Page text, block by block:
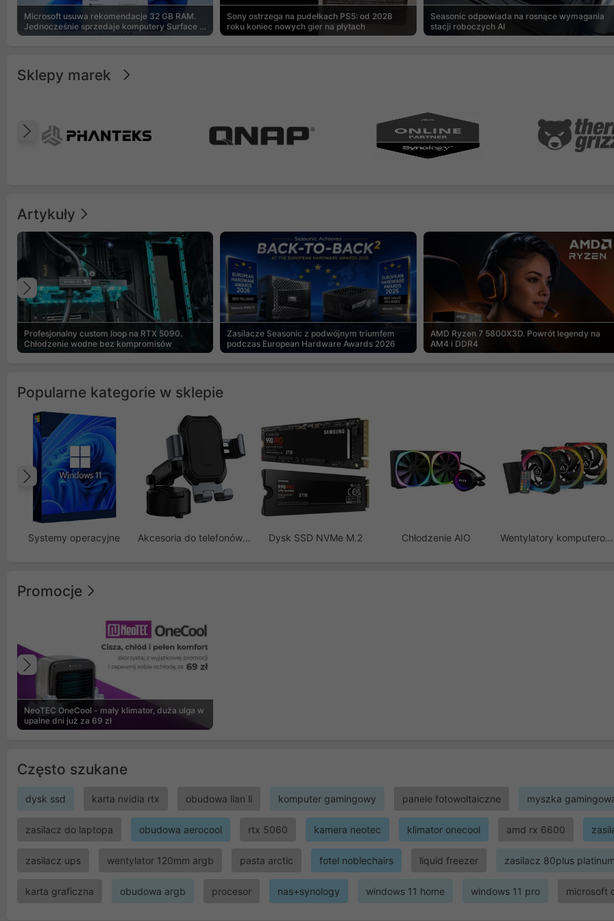
Microsoft usuwa rekomendacje 32 GB RAM.
Jednocześnie sprzedaje komputery Surface z
8 GB
Sony ostrzega na pudełkach PS5: od 2028
roku koniec nowych gier na płytach
Seasonic odpowiada na rosnące wymagania
stacji roboczych AI
Sklepy marek
Poprzedni
Artykuły
Profesjonalny custom loop na RTX 5090.
Chłodzenie wodne bez kompromisów
Zasilacze Seasonic z podwójnym triumfem
podczas European Hardware Awards 2026
AMD Ryzen 7 5800X3D. Powrót legendy na
AM4 i DDR4
Poprzedni
Popularne kategorie w sklepie
Systemy operacyjne Akcesoria do telefonów GSM Dysk SSD NVMe M.2 Chłodzenie AIO Wentylatory komputerowe
Poprzedni
Promocje
NeoTEC OneCool - mały klimator, duża ulga w
upalne dni już za 69 zł
Poprzedni
Często szukane
dysk ssd karta nvidia rtx obudowa lian li komputer gamingowy panele fotowoltaiczne myszka
zasilacz do laptopa obudowa aerocool rtx 5060 kamera neotec klimator onecool amd rx 6600
zasilacz ups wentylator 120mm argb pasta arctic fotel noblechairs liquid freezer zasilacz 80plus platinum
karta graficzna obudowa argb procesor nas+synology windows 11 home windows 11 pro microsoft